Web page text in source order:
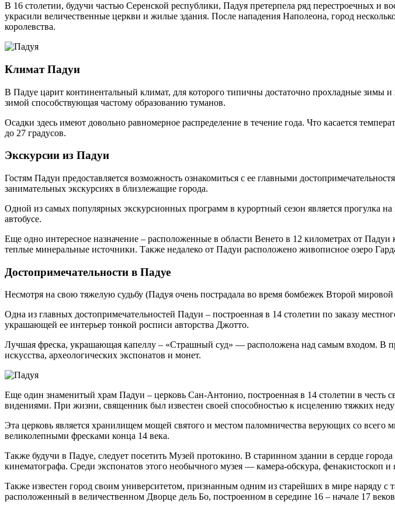
В 16 столетии, будучи частью Серенской республики, Падуя претерпела ряд перестроечных и
украсили величественные церкви и жилые здания. После нападения Наполеона, город
королевства.
Климат Падуи
В Падуе царит континентальный климат, для которого типичны достаточно прохладные зимы
зимой способствующая частому образованию туманов.
Осадки здесь имеют довольно равномерное распределение в течение года. Что касается
до 27 градусов.
Экскурсии из Падуи
Гостям Падуи предоставляется возможность ознакомиться с ее главными
занимательных экскурсиях в близлежащие города.
Одной из самых популярных экскурсионных программ в курортный сезон является прогулка
автобусе.
Еще одно интересное назначение – расположенные в области Венето в 12 километрах от
теплые минеральные источники. Также недалеко от Падуи расположено живописное озеро
Достопримечательности в Падуе
Несмотря на свою тяжелую судьбу (Падуя очень пострадала во время бомбежек Второй
Одна из главных достопримечательностей Падуи – построенная в 14 столетии по заказу
украшающей ее интерьер тонкой росписи авторства Джотто.
Лучшая фреска, украшающая капеллу – «Страшный суд» — расположена над самым входом. В
искусства, археологических экспонатов и монет.
Еще один знаменитый храм Падуи – церковь Сан-Антонио, построенная в 14 столетии в честь
видениями. При жизни, священник был известен своей способностью к исцелению тяжких
Эта церковь является хранилищем мощей святого и местом паломничества верующих со
великолепными фресками конца 14 века.
Также будучи в Падуе, следует посетить Музей протокино. В старинном здании в сердце
кинематографа. Среди экспонатов этого необычного музея — камера-обскура, фенакистоскоп и
Также известен город своим университетом, признанным одним из старейших в мире наряду
расположенный в величественном Дворце дель Бо, построенном в середине 16 – начале 17